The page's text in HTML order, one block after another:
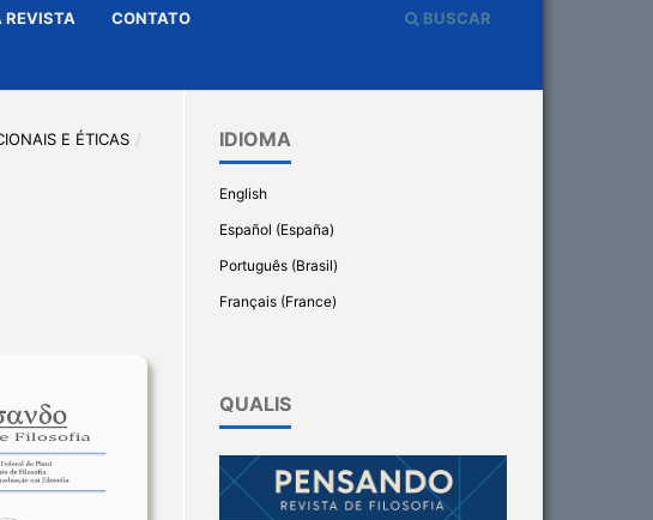
REVISTA CONTATO BUSCAR
E ÉTICAS /
IDIOMA
English
Español (España)
Português (Brasil)
Français (France)
QUALIS